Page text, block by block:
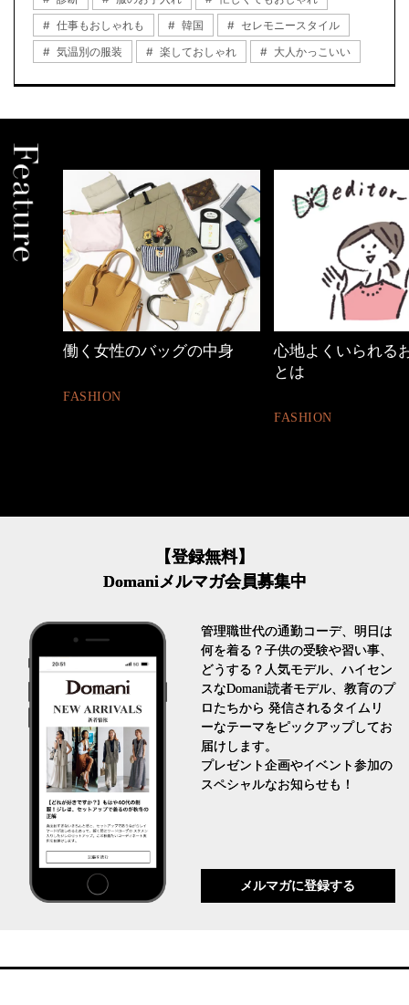
仕事もおしゃれも
韓国
セレモニースタイル
気温別の服装
楽しておしゃれ 大人かっこいい
心地よくいられるおしゃれ
優木まおみさん「
割。」
LIFESTYLE
【登録無料】
Domaniメルマガ会員募集中
管理職世代の通勤コーデ、明日は
何を着る？子供の受験や習い事、
どうする？人気モデル、ハイセン
スなDomani読者モデル、教育のプ
ロたちから 発信されるタイムリ
ーなテーマをピックアップしてお
届けします。
プレゼント企画やイベント参加の
スペシャルなお知らせも！
メルマガに登録する